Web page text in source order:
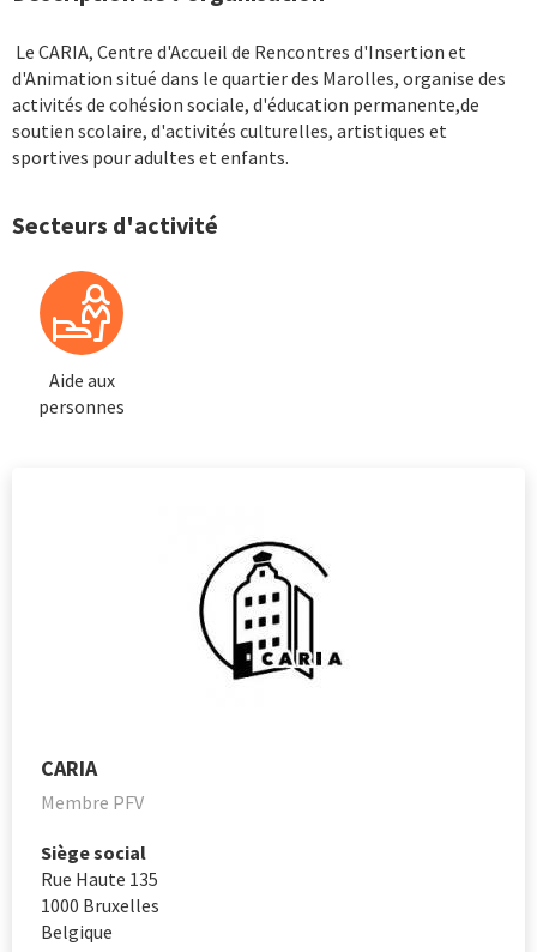
Le CARIA, Centre d'Accueil de Rencontres d'Insertion et
d'Animation situé dans le quartier des Marolles, organise des
activités de cohésion sociale, d'éducation permanente,de
soutien scolaire, d'activités culturelles, artistiques et
sportives pour adultes et enfants.
Secteurs d'activité
Aide aux
personnes
CARIA
Membre PFV
Siège social
Rue Haute 135
1000 Bruxelles
Belgique